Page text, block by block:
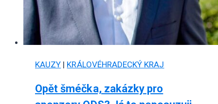
KAUZY | KRÁLOVÉHRADECKÝ KRAJ
Opět šméčka, zakázky pro